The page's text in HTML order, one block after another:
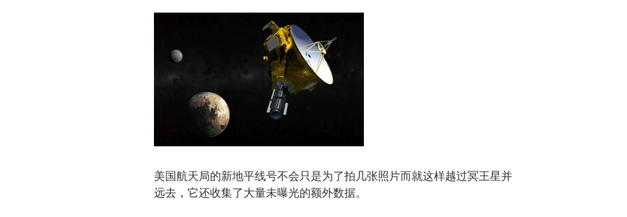
美国航天局的新地平线号不会只是为了拍几张照片而就这样越过冥王星并
远去，它还收集了大量未曝光的额外数据。